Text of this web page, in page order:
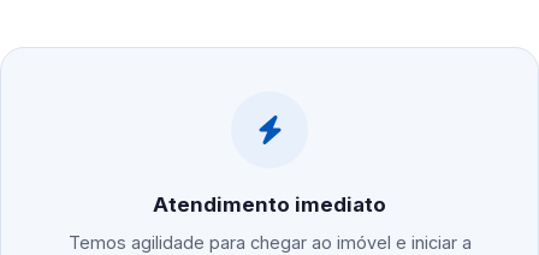
Atendimento imediato
Temos agilidade para chegar ao imóvel e iniciar a